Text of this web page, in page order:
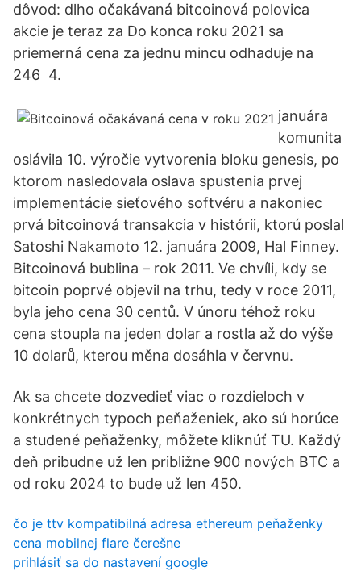
dôvod: dlho očakávaná bitcoinová polovica
akcie je teraz za Do konca roku 2021 sa
priemerná cena za jednu mincu odhaduje na
246 4.
januára
komunita
oslávila 10. výročie vytvorenia bloku genesis, po
ktorom nasledovala oslava spustenia prvej
implementácie sieťového softvéru a nakoniec
prvá bitcoinová transakcia v histórii, ktorú poslal
Satoshi Nakamoto 12. januára 2009, Hal Finney.
Bitcoinová bublina – rok 2011. Ve chvíli, kdy se
bitcoin poprvé objevil na trhu, tedy v roce 2011,
byla jeho cena 30 centů. V únoru téhož roku
cena stoupla na jeden dolar a rostla až do výše
10 dolarů, kterou měna dosáhla v červnu.
Ak sa chcete dozvedieť viac o rozdieloch v
konkrétnych typoch peňaženiek, ako sú horúce
a studené peňaženky, môžete kliknúť TU. Každý
deň pribudne už len približne 900 nových BTC a
od roku 2024 to bude už len 450.
čo je ttv kompatibilná adresa ethereum peňaženky
cena mobilnej flare čerešne
prihlásiť sa do nastavení google